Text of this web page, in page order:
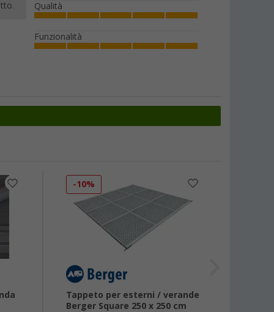
Qualità
Funzionalità
-10%
Tappeto per esterni / verande
Berger Square 250 x 250 cm